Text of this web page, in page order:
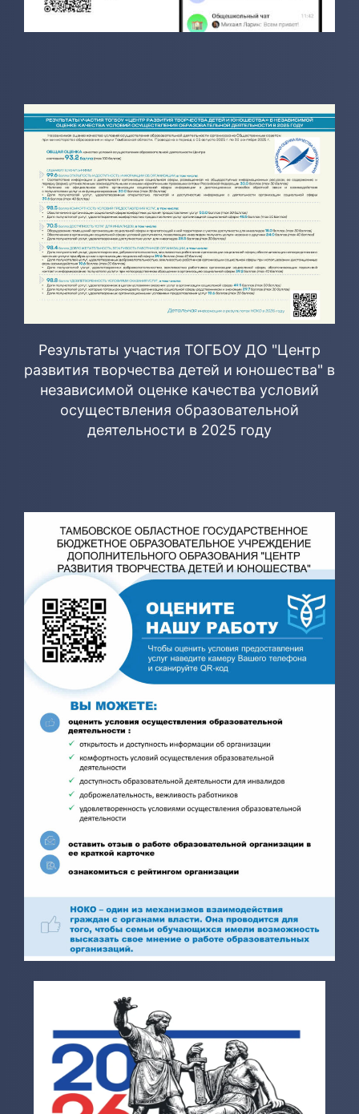
Результаты участия ТОГБОУ ДО "Центр
развития творчества детей и юношества" в
независимой оценке качества условий
осуществления образовательной
деятельности в 2025 году